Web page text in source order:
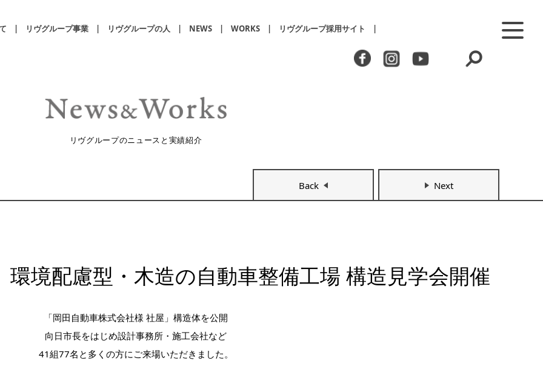
リヴグループ事業 リヴグループの人 NEWS WORKS リヴグループ採用サイト
リヴグループのニュースと実績紹介
Back Next
境配慮型・木造の自動車整備工場 構造見学会開催
「岡田自動車株式会社様 社屋」構造体を公開
向日市長をはじめ設計事務所・施工会社など
41組77名と多くの方にご来場いただきました。